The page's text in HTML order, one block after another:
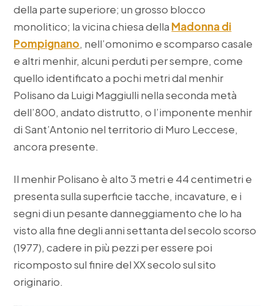
della parte superiore; un grosso blocco
monolitico; la vicina chiesa della Madonna di
Pompignano, nell’omonimo e scomparso casale
e altri menhir, alcuni perduti per sempre, come
quello identificato a pochi metri dal menhir
Polisano da Luigi Maggiulli nella seconda metà
dell’800, andato distrutto, o l’imponente menhir
di Sant’Antonio nel territorio di Muro Leccese,
ancora presente.
Il menhir Polisano è alto 3 metri e 44 centimetri e
presenta sulla superficie tacche, incavature, e i
segni di un pesante danneggiamento che lo ha
visto alla fine degli anni settanta del secolo scorso
(1977), cadere in più pezzi per essere poi
ricomposto sul finire del XX secolo sul sito
originario.